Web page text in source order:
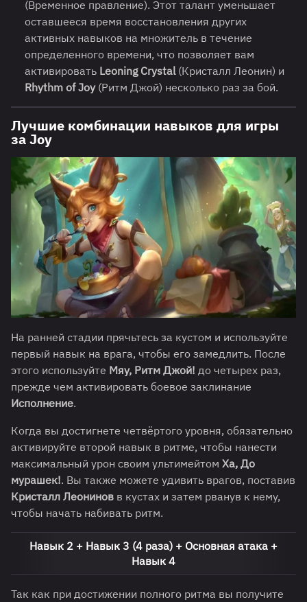
(Временное правление). Этот талант уменьшает
оставшееся время восстановления других
активных навыков на множитель в течение
определенного времени, что позволяет вам
активировать Leoning Crystal(Кристалл Леонин) и
Rhythm of Joy(Ритм Джой) несколько раз за бой.
Лучшие комбинации навыков для игры
за Joy
На ранней стадии прячьтесь за кустом и используйте
первый навык на врага, чтобы его замедлить. После
этого используйте Мяу, Ритм Джой! до четырех раз,
прежде чем активировать боевое заклинание
Исполнение.
Когда вы достигнете четвёртого уровня, обязательно
активируйте второй навык в ритме, чтобы нанести
максимальный урон своим ультимейтом Ха, До
мурашек!. Вы также можете удивить врагов, поставив
Кристалл Леонинов в кустах и затем рванув к нему,
чтобы начать набивать ритм.
Навык 2 + Навык 3 (4 раза) + Основная атака +
Навык 4
Так как при достижении полного ритма вы получите